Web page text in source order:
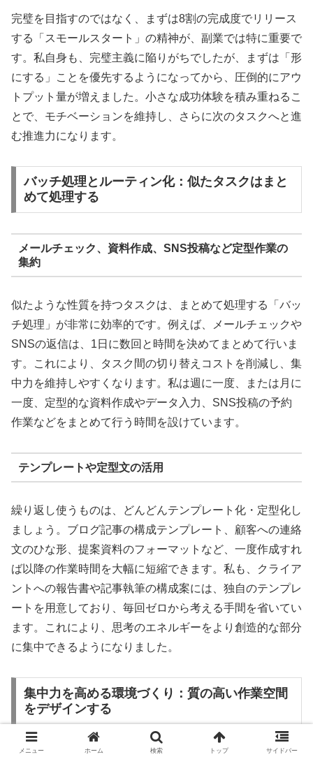
完璧を目指すのではなく、まずは8割の完成度でリリース
する「スモールスタート」の精神が、副業では特に重要で
す。私自身も、完璧主義に陥りがちでしたが、まずは「形
にする」ことを優先するようになってから、圧倒的にアウ
トプット量が増えました。小さな成功体験を積み重ねるこ
とで、モチベーションを維持し、さらに次のタスクへと進
む推進力になります。
バッチ処理とルーティン化：似たタスクはまと
めて処理する
メールチェック、資料作成、SNS投稿など定型作業の
集約
似たような性質を持つタスクは、まとめて処理する「バッ
チ処理」が非常に効率的です。例えば、メールチェックや
SNSの返信は、1日に数回と時間を決めてまとめて行いま
す。これにより、タスク間の切り替えコストを削減し、集
中力を維持しやすくなります。私は週に一度、または月に
一度、定型的な資料作成やデータ入力、SNS投稿の予約
作業などをまとめて行う時間を設けています。
テンプレートや定型文の活用
繰り返し使うものは、どんどんテンプレート化・定型化し
ましょう。ブログ記事の構成テンプレート、顧客への連絡
文のひな形、提案資料のフォーマットなど、一度作成すれ
ば以降の作業時間を大幅に短縮できます。私も、クライア
ントへの報告書や記事執筆の構成案には、独自のテンプレ
ートを用意しており、毎回ゼロから考える手間を省いてい
ます。これにより、思考のエネルギーをより創造的な部分
に集中できるようになりました。
集中力を高める環境づくり：質の高い作業空間
をデザインする
メニュー ホーム 検索 トップ サイドバー